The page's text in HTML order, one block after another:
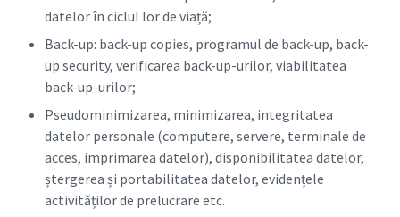
datelor în ciclul lor de viață;
Back-up: back-up copies, programul de back-up, back-
up security, verificarea back-up-urilor, viabilitatea
back-up-urilor;
Pseudominimizarea, minimizarea, integritatea
datelor personale (computere, servere, terminale de
acces, imprimarea datelor), disponibilitatea datelor,
ștergerea și portabilitatea datelor, evidențele
activităților de prelucrare etc.